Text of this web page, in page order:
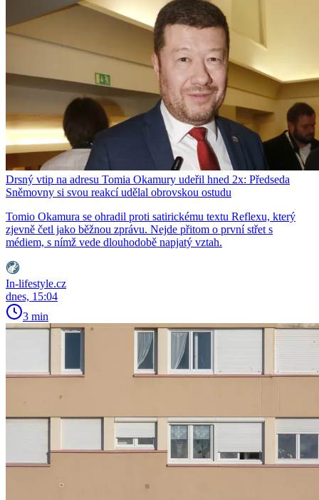
Drsný vtip na adresu Tomia Okamury udeřil hned 2x: Předseda
Sněmovny si svou reakcí udělal obrovskou ostudu
Tomio Okamura se ohradil proti satirickému textu Reflexu, který
zjevně četl jako běžnou zprávu. Nejde přitom o první střet s
médiem, s nímž vede dlouhodobě napjatý vztah.
In-lifestyle.cz
dnes, 15:04
3 min